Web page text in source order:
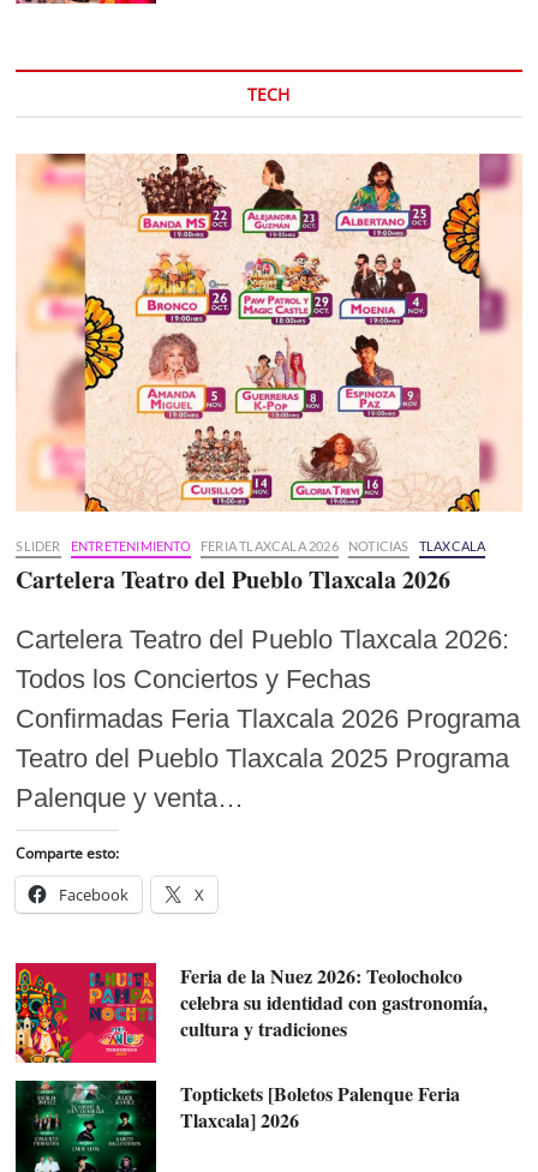
TECH
SLIDER ENTRETENIMIENTO FERIA TLAXCALA 2026 NOTICIAS TLAXCALA
Cartelera Teatro del Pueblo Tlaxcala 2026
Cartelera Teatro del Pueblo Tlaxcala 2026:
Todos los Conciertos y Fechas
Confirmadas Feria Tlaxcala 2026 Programa
Teatro del Pueblo Tlaxcala 2025 Programa
Palenque y venta…
Comparte esto:
Facebook X
Feria de la Nuez 2026: Teolocholco
celebra su identidad con gastronomía,
cultura y tradiciones
Toptickets [Boletos Palenque Feria
Tlaxcala] 2026